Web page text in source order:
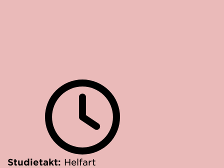
Studietakt: Helfart